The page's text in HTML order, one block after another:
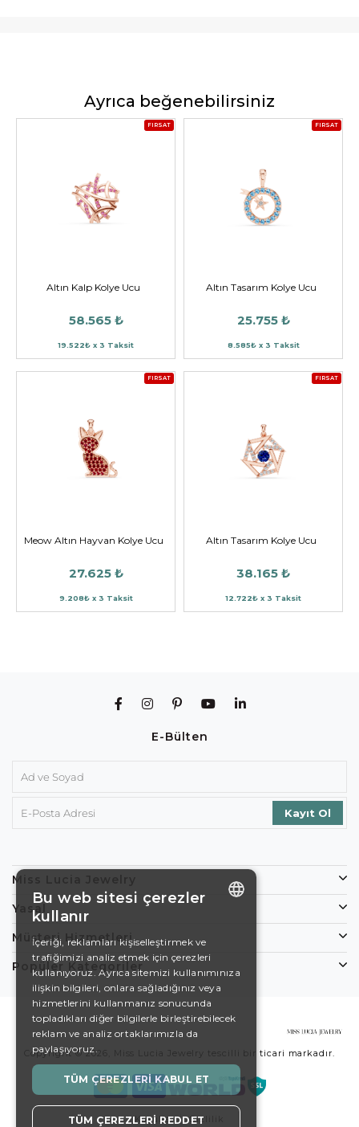
Ayrıca beğenebilirsiniz
FIRSAT
Altın Kalp Kolye Ucu
58.565 ₺
19.522₺ x 3 Taksit
FIRSAT
Altın Tasarım Kolye Ucu
25.755 ₺
8.585₺ x 3 Taksit
FIRSAT
Meow Altın Hayvan Kolye Ucu
27.625 ₺
9.208₺ x 3 Taksit
FIRSAT
Altın Tasarım Kolye Ucu
38.165 ₺
12.722₺ x 3 Taksit
E-Bülten
Miss Lucia Jewelry
Yasal
Müşteri Hizmetleri
Popüler Kategoriler
Copyright © 2026, Miss Lucia Jewelry tescilli bir ticari markadır.
Koşullar Gizlilik
DE
EN
SWEDISH
TURKISH
Bu web sitesi çerezler
kullanır
İçeriği, reklamları kişiselleştirmek ve
trafiğimizi analiz etmek için çerezleri
kullanıyoruz. Ayrıca sitemizi kullanımınıza
ilişkin bilgileri, onlara sağladığınız veya
hizmetlerini kullanmanız sonucunda
topladıkları diğer bilgilerle birleştirebilecek
reklam ve analiz ortaklarımızla da
paylaşıyoruz.
TÜM ÇEREZLERI KABUL ET
TÜM ÇEREZLERI REDDET